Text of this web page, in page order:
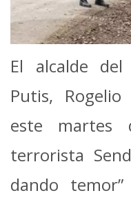
El alcalde
Putis,
este martes
terrorista
dando